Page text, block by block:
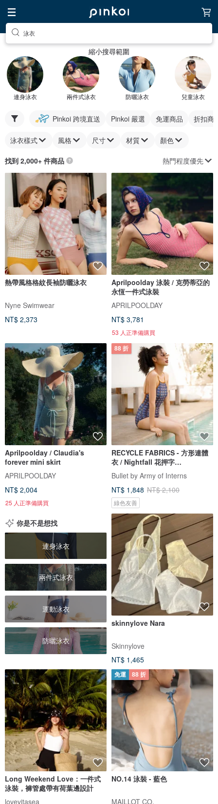
泳衣
縮小搜尋範圍
連身泳衣 兩件式泳衣 防曬泳衣 兒童泳衣
Pinkoi 跨境直送 Pinkoi 嚴選 免運商品 折扣商
泳衣樣式 風格 尺寸 材質 顏色
找到 2,000+ 件商品 熱門程度優先
熱帶風格格紋長袖防曬泳衣
Nyne Swimwear
NT$ 2,373
Aprilpoolday 泳裝 / 克勞蒂亞的
永恆一件式泳裝
APRILPOOLDAY
NT$ 3,781
53 人正準備購買
Aprilpoolday / Claudia's
forever mini skirt
APRILPOOLDAY
NT$ 2,004
25 人正準備購買
88 折
RECYCLE FABRICS - 方形連體
衣 / Nightfall 花押字
BLT064NIGH
Bullet by Army of Interns
NT$ 1,848 NT$ 2,100
綠色友善
你是不是想找
連身泳衣
兩件式泳衣
運動泳衣
防曬泳衣
skinnylove Nara
Skinnylove
NT$ 1,465
Long Weekend Love：一件式
泳裝，褲管處帶有荷葉邊設計
lovevitasea
免運 88 折
NO.14 泳裝 - 藍色
MAILLOT CO.